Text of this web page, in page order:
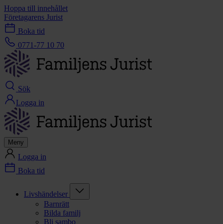
Hoppa till innehållet
Företagarens Jurist
Boka tid
0771-77 10 70
Sök
Logga in
Meny
Logga in
Boka tid
Livshändelser
Barnrätt
Bilda familj
Bli sambo